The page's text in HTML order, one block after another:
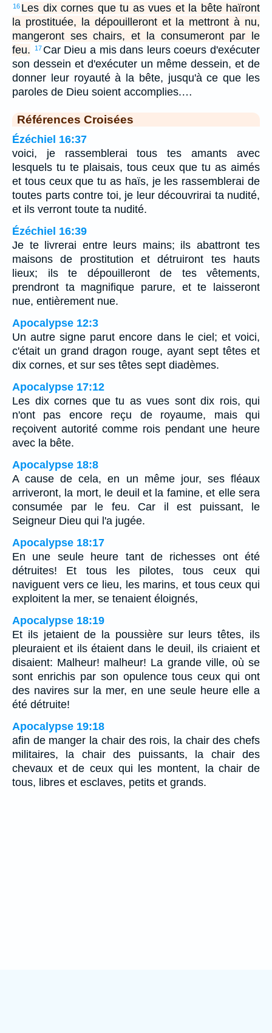
16 Les dix cornes que tu as vues et la bête haïront
la prostituée, la dépouilleront et la mettront à nu,
mangeront ses chairs, et la consumeront par le
feu.
17 Car Dieu a mis dans leurs coeurs d'exécuter
son dessein et d'exécuter un même dessein, et de
donner leur royauté à la bête, jusqu'à ce que les
paroles de Dieu soient accomplies.…
Références Croisées
Ézéchiel 16:37
voici, je rassemblerai tous tes amants avec
lesquels tu te plaisais, tous ceux que tu as aimés
et tous ceux que tu as haïs, je les rassemblerai de
toutes parts contre toi, je leur découvrirai ta nudité,
et ils verront toute ta nudité.
Ézéchiel 16:39
Je te livrerai entre leurs mains; ils abattront tes
maisons de prostitution et détruiront tes hauts
lieux; ils te dépouilleront de tes vêtements,
prendront ta magnifique parure, et te laisseront
nue, entièrement nue.
Apocalypse 12:3
Un autre signe parut encore dans le ciel; et voici,
c'était un grand dragon rouge, ayant sept têtes et
dix cornes, et sur ses têtes sept diadèmes.
Apocalypse 17:12
Les dix cornes que tu as vues sont dix rois, qui
n'ont pas encore reçu de royaume, mais qui
reçoivent autorité comme rois pendant une heure
avec la bête.
Apocalypse 18:8
A cause de cela, en un même jour, ses fléaux
arriveront, la mort, le deuil et la famine, et elle sera
consumée par le feu. Car il est puissant, le
Seigneur Dieu qui l'a jugée.
Apocalypse 18:17
En une seule heure tant de richesses ont été
détruites! Et tous les pilotes, tous ceux qui
naviguent vers ce lieu, les marins, et tous ceux qui
exploitent la mer, se tenaient éloignés,
Apocalypse 18:19
Et ils jetaient de la poussière sur leurs têtes, ils
pleuraient et ils étaient dans le deuil, ils criaient et
disaient: Malheur! malheur! La grande ville, où se
sont enrichis par son opulence tous ceux qui ont
des navires sur la mer, en une seule heure elle a
été détruite!
Apocalypse 19:18
afin de manger la chair des rois, la chair des chefs
militaires, la chair des puissants, la chair des
chevaux et de ceux qui les montent, la chair de
tous, libres et esclaves, petits et grands.